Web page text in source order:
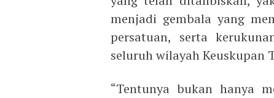
menjadi gembala yang
persatuan, serta
seluruh wilayah Keuskupan
“Tentunya bukan hanya